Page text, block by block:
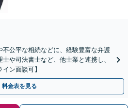
不公平な相続などに、経験豊富な弁護
や司法書士など、他士業と連携し、
ン面談可】
料金表を見る